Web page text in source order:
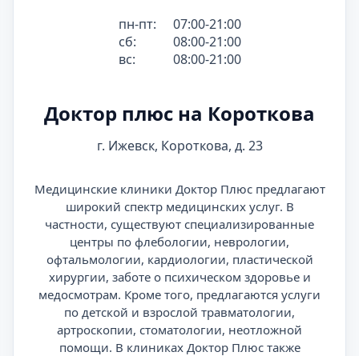
пн-пт:
07:00-21:00
сб:
08:00-21:00
вс:
08:00-21:00
Доктор плюс на Короткова
г. Ижевск, Короткова, д. 23
Медицинские клиники Доктор Плюс предлагают
широкий спектр медицинских услуг. В
частности, существуют специализированные
центры по флебологии, неврологии,
офтальмологии, кардиологии, пластической
хирургии, заботе о психическом здоровье и
медосмотрам. Кроме того, предлагаются услуги
по детской и взрослой травматологии,
артроскопии, стоматологии, неотложной
помощи. В клиниках Доктор Плюс также